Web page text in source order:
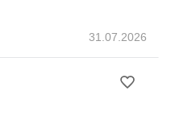
31.07.2026